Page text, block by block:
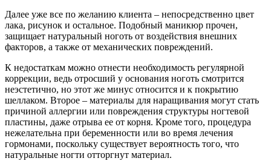
Далее уже все по желанию клиента – непосредственно цвет
лака, рисунок и остальное. Подобный маникюр прочен,
защищает натуральный ноготь от воздействия внешних
факторов, а также от механических повреждений.
К недостаткам можно отнести необходимость регулярной
коррекции, ведь отросший у основания ноготь смотрится
неэстетично, но этот же минус относится и к покрытию
шеллаком. Второе – материалы для наращивания могут стать
причиной аллергии или повреждения структуры ногтевой
пластины, даже отрыва ее от корня. Кроме того, процедура
нежелательна при беременности или во время лечения
гормонами, поскольку существует вероятность того, что
натуральные ногти отторгнут материал.